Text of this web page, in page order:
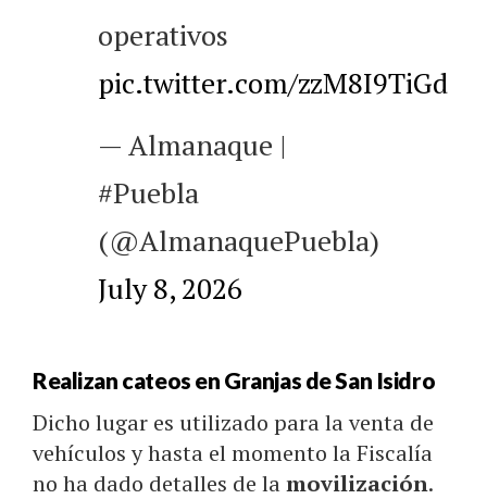
operativos
pic.twitter.com/zzM8I9TiGd
— Almanaque |
#Puebla
(@AlmanaquePuebla)
July 8, 2026
Realizan cateos en Granjas de San Isidro
Dicho lugar es utilizado para la venta de
vehículos y hasta el momento la Fiscalía
no ha dado detalles de lamovilización.